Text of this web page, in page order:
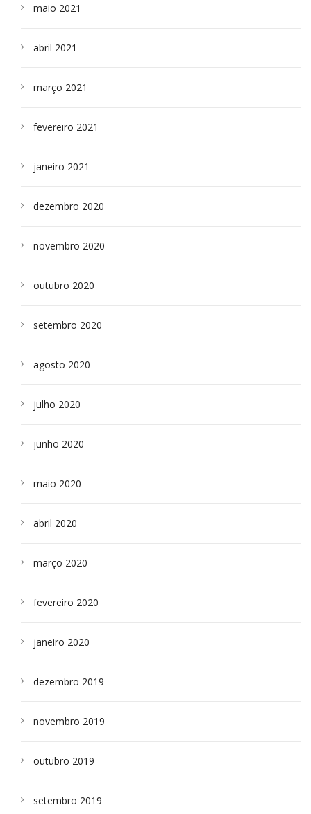
maio 2021
abril 2021
março 2021
fevereiro 2021
janeiro 2021
dezembro 2020
novembro 2020
outubro 2020
setembro 2020
agosto 2020
julho 2020
junho 2020
maio 2020
abril 2020
março 2020
fevereiro 2020
janeiro 2020
dezembro 2019
novembro 2019
outubro 2019
setembro 2019